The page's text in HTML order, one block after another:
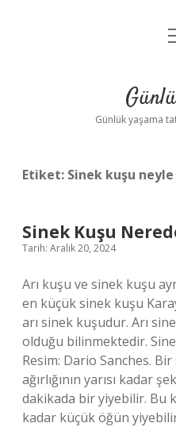
Günlük yaşama
Etiket: Sinek kuşu
Sinek Kuşu
Tarih: Aralık 20, 2024
Arı kuşu ve sinek kuşu
en küçük sinek kuşu
arı sinek kuşudur. Arı
olduğu bilinmektedir.
Resim: Dario Sanches.
ağırlığının yarısı kadar
dakikada bir yiyebilir. Bu
kadar küçük öğün